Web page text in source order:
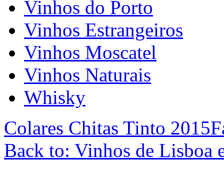
Vinhos do Porto
Vinhos Estrangeiros
Vinhos Moscatel
Vinhos Naturais
Whisky
Colares Chitas Tinto 2015
Back to: Vinhos de Lisboa